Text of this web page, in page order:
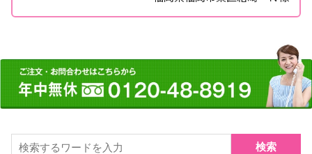
検索